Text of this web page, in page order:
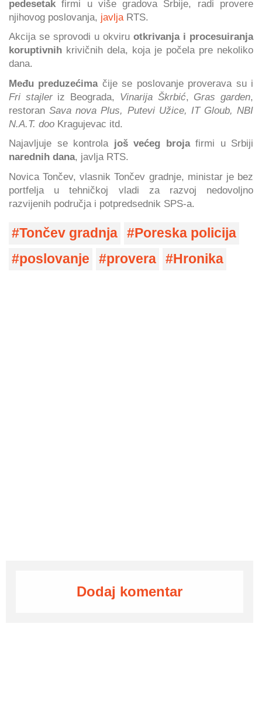
pedesetak firmi u više gradova Srbije, radi provere
njihovog poslovanja, javlja RTS.
Akcija se sprovodi u okviru otkrivanja i procesuiranja
koruptivnih krivičnih dela, koja je počela pre nekoliko
dana.
Među preduzećimačije se poslovanje proverava su i
Fri stajleriz Beograda, Vinarija Škrbić, Gras garden,
restoranSava nova Plus, Putevi Užice, IT Gloub, NBI
N.A.T. doo Kragujevac itd.
Najavljuje se kontrola još većeg brojafirmi u Srbiji
narednih dana, javlja RTS.
Novica Tončev, vlasnik Tončev gradnje, ministar je bez
portfelja u tehničkoj vladi za razvoj nedovoljno
razvijenih područja i potpredsednik SPS-a.
Tončev gradnja
Poreska policija
poslovanje
provera Hronika
Dodaj komentar